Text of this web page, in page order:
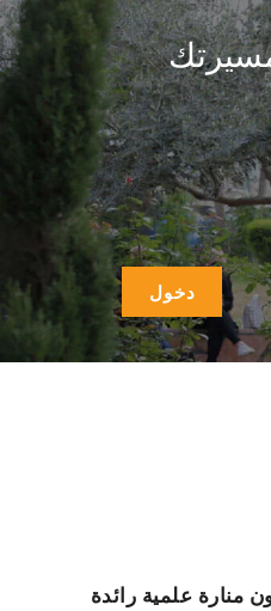
دخول
علمية رائدة